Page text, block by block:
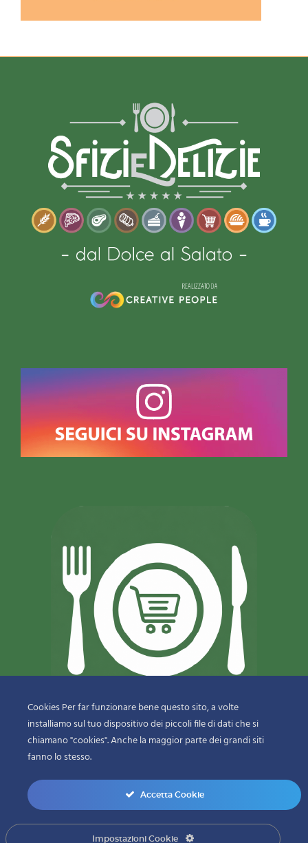
© 2018-2020 CopyrightSfizi & Delizie di Dragotto Gaetano & C.
Snc
0
Cookies Per far funzionare bene questo sito, a volte
installiamo sul tuo dispositivo dei piccoli file di dati che si
chiamano "cookies". Anche la maggior parte dei grandi siti
fanno lo stesso.
Accetta Cookie
Impostazioni Cookie